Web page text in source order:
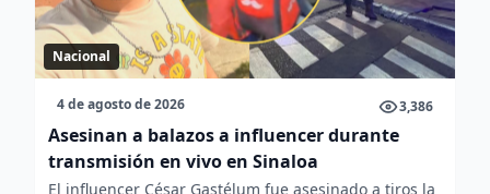
Nacional
4 de agosto de 2026 3,386
Asesinan a balazos a influencer durante
transmisión en vivo en Sinaloa
El influencer César Gastélum fue asesinado a tiros la